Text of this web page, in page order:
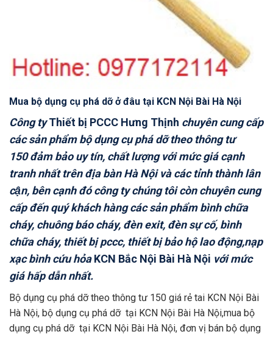
Mua bộ dụng cụ phá dỡ ở đâu tại KCN Nội Bài Hà Nội
Công tyThiết bị PCCC Hưng Thịnh chuyên cung cấp
các sản phẩm bộ dụng cụ phá dỡ theo thông tư
150đảm bảo uy tín, chất lượng với mức giá cạnh
tranh nhất trên địa bàn Hà Nội và các tỉnh thành lân
cận, bên cạnh đó công ty chúng tôi còn chuyên cung
cấp đến quý khách hàng các sản phẩm bình chữa
cháy, chuông báo cháy, đèn exit, đèn sự cố, bình
chữa cháy, thiết bị pccc, thiết bị bảo hộ lao động,nạp
xạc bình cứu hỏaKCN Bắc Nội Bài Hà Nội với mức
giá hấp dẫn nhất.
Bộ dụng cụ phá dỡ theo thông tư 150 giá rẻ tai KCN Nội Bài
Hà Nội, bộ dụng cụ phá dỡ tại KCN Nội Bài Hà Nội,mua bộ
dụng cụ phá dỡ tại KCN Nội Bài Hà Nội, đơn vị bán bộ dụng